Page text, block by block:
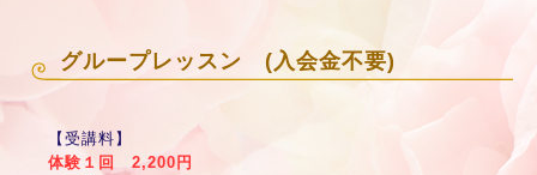
グループレッスン (入会金不要)
【受講料】
体験１回 2,200円